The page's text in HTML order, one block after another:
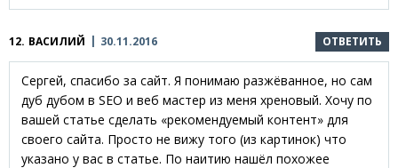
12. ВАСИЛИЙ 30.11.2016 ОТВЕТИТЬ
Сергей, спасибо за сайт. Я понимаю разжёванное, но сам
дуб дубом в SEO и веб мастер из меня хреновый. Хочу по
вашей статье сделать «рекомендуемый контент» для
своего сайта. Просто не вижу того (из картинок) что
указано у вас в статье. По наитию нашёл похожее